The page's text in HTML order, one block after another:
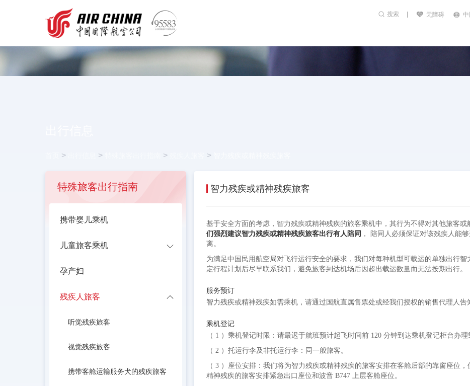
搜索 无障碍 中
> > > >
特殊旅客出行指南
携带婴儿乘机
儿童旅客乘机
孕产妇
残疾人旅客
听觉残疾旅客
视觉残疾旅客
携带客舱运输服务犬的残疾旅客
智力残疾或精神残疾旅客
基于安全方面的考虑，智力残疾或精神残疾的旅客乘机中，其行为不得对其他旅客
们强烈建议智力残疾或精神残疾旅客出行有人陪同 ， 陪同人必须保证对该残疾人能
离。
为满足中国民用航空局对飞行运行安全的要求，我们对每种机型可载运的单独出行
定行程计划后尽早联系我们，避免旅客到达机场后因超出载运数量而无法按期出行。
服务预订
智力残疾或精神残疾如需乘机，请通过国航直属售票处或经我们授权的销售代理人告
乘机登记
（ 1 ）乘机登记时限：请最迟于航班预计起飞时间前 120 分钟到达乘机登记柜台办理
（ 2 ）托运行李及非托运行李：同一般旅客。
（ 3 ）座位安排：我们将为智力残疾或精神残疾的旅客安排在客舱后部的靠窗座位
精神残疾的旅客安排紧急出口座位和波音 B747 上层客舱座位。